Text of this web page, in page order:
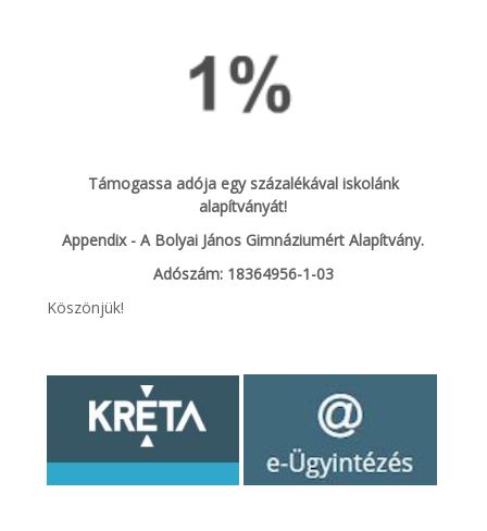
Támogassa adója egy százalékával iskolánk
alapítványát!
Appendix - A Bolyai János Gimnáziumért Alapítvány.
Adószám: 18364956-1-03
Köszönjük!